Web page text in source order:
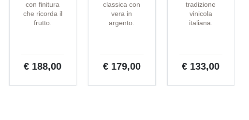
con finitura
che ricorda il
frutto.
€ 188,00
classica con
vera in
argento.
€ 179,00
tradizione
vinicola
italiana.
€ 133,00